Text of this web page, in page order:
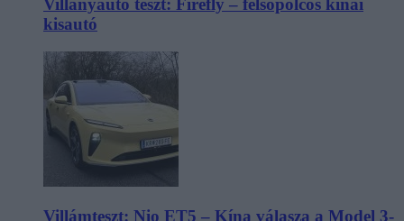
Villanyautó teszt: Firefly – felsőpolcos kínai
kisautó
Villámteszt: Nio ET5 – Kína válasza a Model 3-